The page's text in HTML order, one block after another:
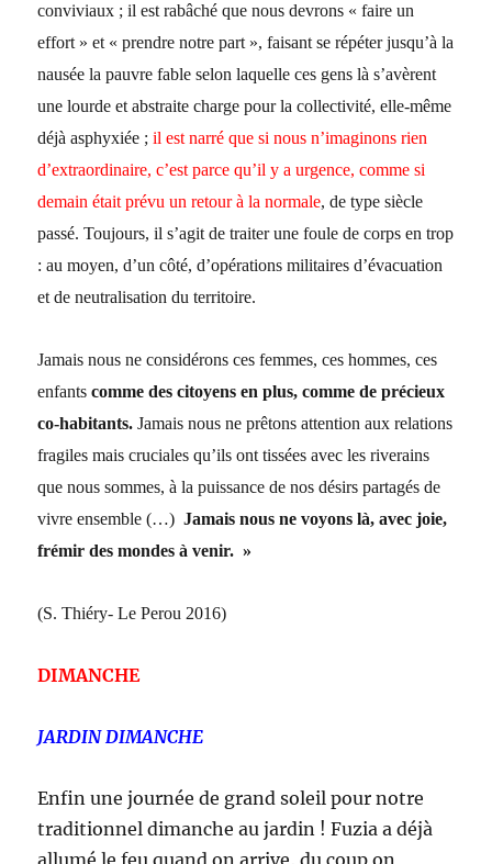
conviviaux ; il est rabâché que nous devrons « faire un
effort » et « prendre notre part », faisant se répéter jusqu’à la
nausée la pauvre fable selon laquelle ces gens là s’avèrent
une lourde et abstraite charge pour la collectivité, elle-même
déjà asphyxiée ;il est narré que si nous n’imaginons rien
d’extraordinaire, c’est parce qu’il y a urgence, comme si
demain était prévu un retour à la normale, de type siècle
passé. Toujours, il s’agit de traiter une foule de corps en trop
: au moyen, d’un côté, d’opérations militaires d’évacuation
et de neutralisation du territoire.
Jamais nous ne considérons ces femmes, ces hommes, ces
enfantscomme des citoyens en plus, comme de précieux
co-habitants. Jamais nous ne prêtons attention aux relations
fragiles mais cruciales qu’ils ont tissées avec les riverains
que nous sommes, à la puissance de nos désirs partagés de
vivre ensemble (…)Jamais nous ne voyons là, avec joie,
frémir des mondes à venir. »
(S. Thiéry- Le Perou 2016)
DIMANCHE
JARDIN DIMANCHE
Enfin une journée de grand soleil pour notre
traditionnel dimanche au jardin ! Fuzia a déjà
allumé le feu quand on arrive, du coup on